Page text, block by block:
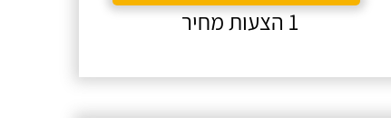
1 הצעות מחיר